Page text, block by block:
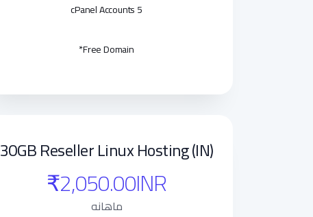
5 cPanel Accounts
Free Domain*
30GB Reseller Linux Hosting (IN)
₹2,050.00INR
ماهانه